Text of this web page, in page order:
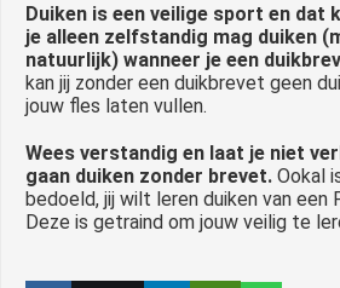
Duiken is een veilige sport en dat
je alleen zelfstandig mag duiken
natuurlijk) wanneer je een
kan jij zonder een duikbrevet geen
jouw fles laten vullen.
Wees verstandig en laat je niet
gaan duiken zonder brevet. Ookal
bedoeld, jij wilt leren duiken van een
Deze is getraind om jouw veilig te